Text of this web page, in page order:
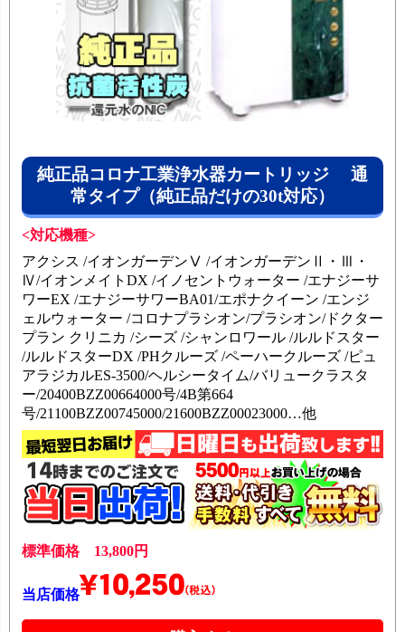
純正品コロナ工業浄水器カートリッジ 通
常タイプ（純正品だけの30t対応）
<対応機種>
アクシス /イオンガーデンⅤ /イオンガーデンⅡ・Ⅲ・
Ⅳ/イオンメイトDX /イノセントウォーター /エナジーサ
ワーEX /エナジーサワーBA01/エポナクイーン /エンジ
ェルウォーター /コロナプラシオン/プラシオン/ドクター
プラン クリニカ /シーズ /シャンロワール /ルルドスター
/ルルドスターDX /PHクルーズ /ペーハークルーズ /ピュ
アラジカルES-3500/ヘルシータイム/バリュークラスタ
ー/20400BZZ00664000号/4B第664
号/21100BZZ00745000/21600BZZ00023000…他
標準価格 13,800円
当店価格